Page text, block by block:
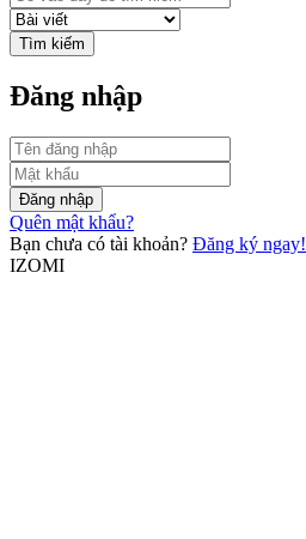
Tìm kiếm
Đăng nhập
Đăng nhập
Quên mật khẩu?
Bạn chưa có tài khoản? Đăng ký ngay!
IZOMI